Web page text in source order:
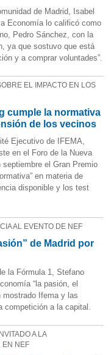
de Madrid, Isabel
Economía lo calificó como
Pedro Sánchez, con la
ya que sostuvo que está
y a comprar voluntades”.
EL IMPACTO EN LOS
cumple la normativa
de los vecinos
Ejecutivo de IFEMA,
en el Foro de la Nueva
el Gran Premio
en materia de
disponible y los test
AL EVENTO DE NEF
de Madrid por
la Fórmula 1, Stefano
“la pasión, el
mostrado Ifema y las
competición a la capital.
A LA
EN NEF